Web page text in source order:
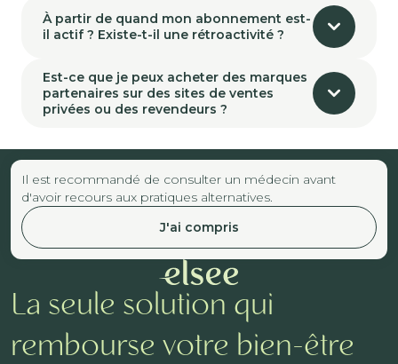
À partir de quand mon abonnement est-
il actif ? Existe-t-il une rétroactivité ?
Est-ce que je peux acheter des marques
partenaires sur des sites de ventes
privées ou des revendeurs ?
Il est recommandé de consulter un médecin avant
d'avoir recours aux pratiques alternatives.
J'ai compris
La seule solution qui
rembourse votre bien-être